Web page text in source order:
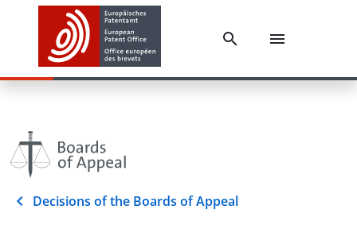
Decisions of the Boards of Appeal